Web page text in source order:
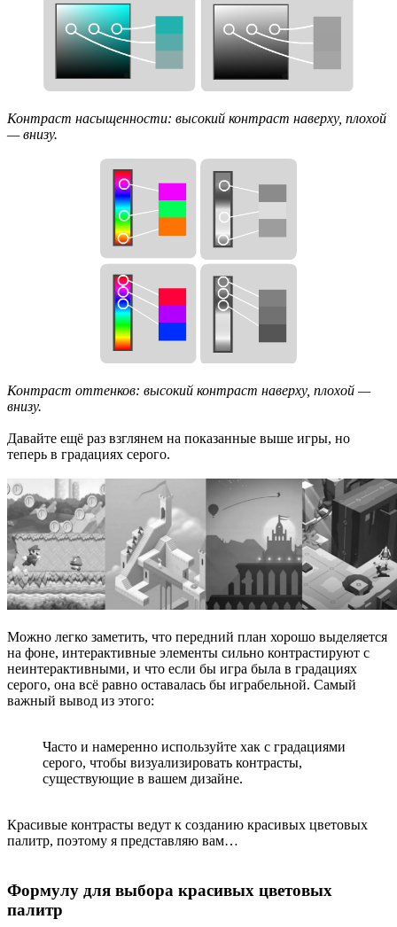
Контраст насыщенности: высокий контраст наверху, плохой
— внизу.
Контраст оттенков: высокий контраст наверху, плохой —
внизу.
Давайте ещё раз взглянем на показанные выше игры, но
теперь в градациях серого.
Можно легко заметить, что передний план хорошо выделяется
на фоне, интерактивные элементы сильно контрастируют с
неинтерактивными, и что если бы игра была в градациях
серого, она всё равно оставалась бы играбельной. Самый
важный вывод из этого:
Часто и намеренно используйте хак с градациями
серого, чтобы визуализировать контрасты,
существующие в вашем дизайне.
Красивые контрасты ведут к созданию красивых цветовых
палитр, поэтому я представляю вам…
Формулу для выбора красивых цветовых
палитр